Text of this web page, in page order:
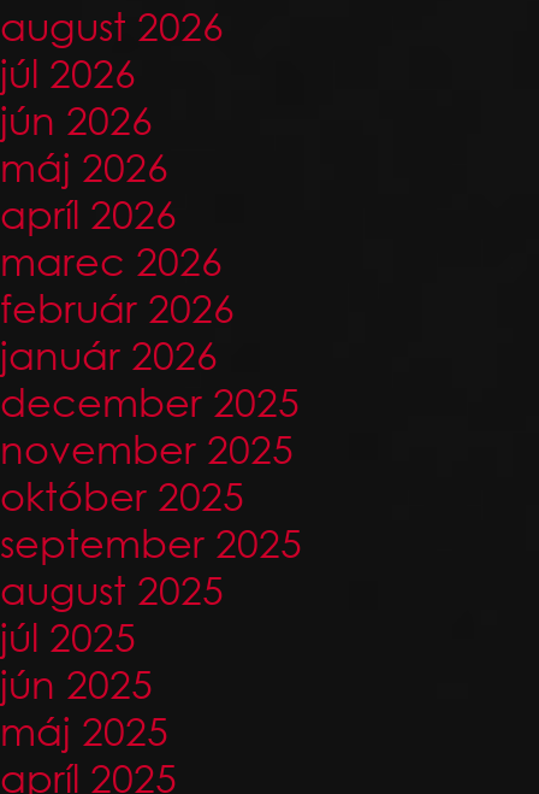
august 2026
júl 2026
jún 2026
máj 2026
apríl 2026
marec 2026
február 2026
január 2026
december 2025
november 2025
október 2025
september 2025
august 2025
júl 2025
jún 2025
máj 2025
apríl 2025